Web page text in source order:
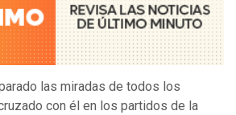
las miradas de todos los
con él en los partidos de la